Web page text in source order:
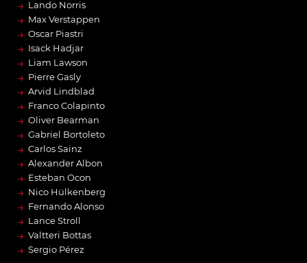
→ Lando Norris
→ Max Verstappen
→ Oscar Piastri
→ Isack Hadjar
→ Liam Lawson
→ Pierre Gasly
→ Arvid Lindblad
→ Franco Colapinto
→ Oliver Bearman
→ Gabriel Bortoleto
→ Carlos Sainz
→ Alexander Albon
→ Esteban Ocon
→ Nico Hülkenberg
→ Fernando Alonso
→ Lance Stroll
→ Valtteri Bottas
→ Sergio Pérez